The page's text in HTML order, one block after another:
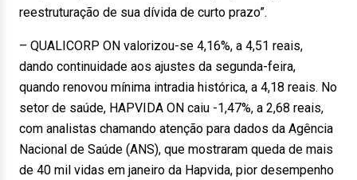
reestruturação de sua dívida de curto prazo”.
– QUALICORP ON valorizou-se 4,16%, a 4,51 reais,
dando continuidade aos ajustes da segunda-feira,
quando renovou mínima intradia histórica, a 4,18 reais. No
setor de saúde, HAPVIDA ON caiu -1,47%, a 2,68 reais,
com analistas chamando atenção para dados da Agência
Nacional de Saúde (ANS), que mostraram queda de mais
de 40 mil vidas em janeiro da Hapvida, pior desempenho